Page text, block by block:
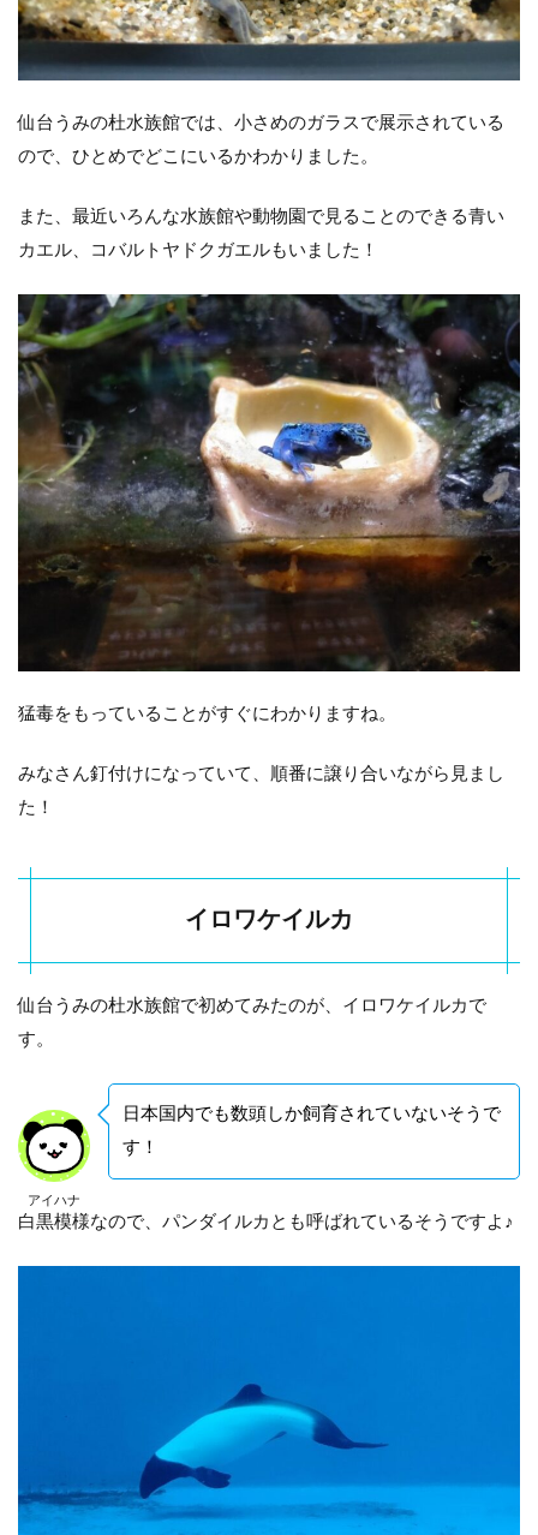
仙台うみの杜水族館では、小さめのガラスで展示されている
ので、ひとめでどこにいるかわかりました。
また、最近いろんな水族館や動物園で見ることのできる青い
カエル、コバルトヤドクガエルもいました！
猛毒をもっていることがすぐにわかりますね。
みなさん釘付けになっていて、順番に譲り合いながら見まし
た！
イロワケイルカ
仙台うみの杜水族館で初めてみたのが、イロワケイルカで
す。
アイハナ
日本国内でも数頭しか飼育されていないそうで
す！
白黒模様なので、パンダイルカとも呼ばれているそうですよ♪